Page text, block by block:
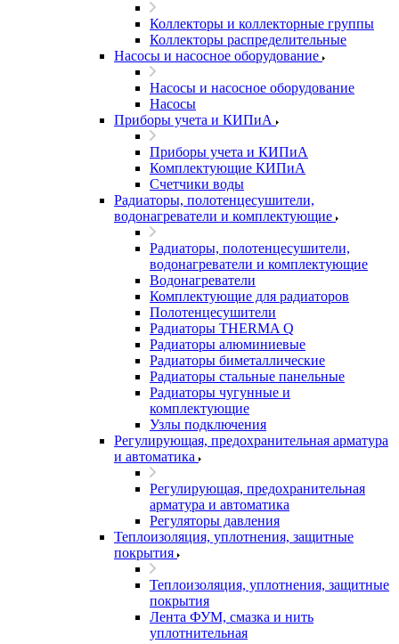
Коллекторы и коллекторные группы
Коллекторы распределительные
Насосы и насосное оборудование
Насосы и насосное оборудование
Насосы
Приборы учета и КИПиА
Приборы учета и КИПиА
Комплектующие КИПиА
Счетчики воды
Радиаторы, полотенцесушители,
водонагреватели и комплектующие
Радиаторы, полотенцесушители,
водонагреватели и комплектующие
Водонагреватели
Комплектующие для радиаторов
Полотенцесушители
Радиаторы THERMA Q
Радиаторы алюминиевые
Радиаторы биметаллические
Радиаторы стальные панельные
Радиаторы чугунные и
комплектующие
Узлы подключения
Регулирующая, предохранительная арматура
и автоматика
Регулирующая, предохранительная
арматура и автоматика
Регуляторы давления
Теплоизоляция, уплотнения, защитные
покрытия
Теплоизоляция, уплотнения, защитные
покрытия
Лента ФУМ, смазка и нить
уплотнительная